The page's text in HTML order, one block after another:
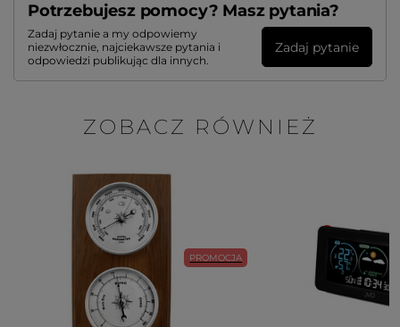
Potrzebujesz pomocy? Masz pytania?
Zadaj pytanie a my odpowiemy
niezwłocznie, najciekawsze pytania i
odpowiedzi publikując dla innych.
Zadaj pytanie
ZOBACZ RÓWNIEŻ
PROMOCJA